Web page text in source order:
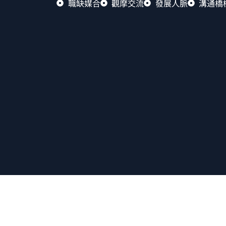
職缺媒合 觀摩交流 發展人脈 溝通橋